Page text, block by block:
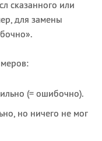
сказанного или
для замены
(= ошибочно).
но ничего не мог